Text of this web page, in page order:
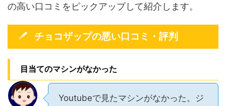
の高い口コミをピックアップして紹介します。
チョコザップの悪い口コミ・評判
目当てのマシンがなかった
Youtubeで見たマシンがなかった。ジ